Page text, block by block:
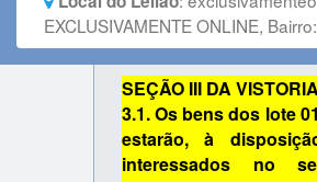
EXCLUSIVAMENTE ONLINE,
SEÇÃO III DA VISTORIA
3.1. Os bens dos lote
estarão, à
interessados no